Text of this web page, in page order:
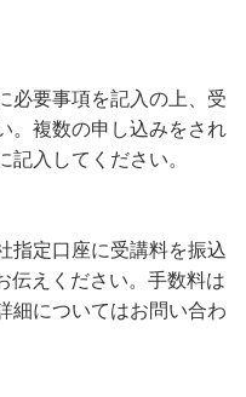
必要事項を記入の上、受
。複数の申し込みをされ
記入してください。
指定口座に受講料を振込
伝えください。手数料は
細についてはお問い合わ